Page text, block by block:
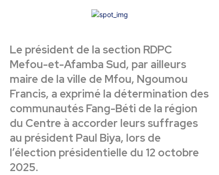
Le président de la section RDPC
Mefou-et-Afamba Sud, par ailleurs
maire de la ville de Mfou, Ngoumou
Francis, a exprimé la détermination des
communautés Fang-Béti de la région
du Centre à accorder leurs suffrages
au président Paul Biya, lors de
l’élection présidentielle du 12 octobre
2025.